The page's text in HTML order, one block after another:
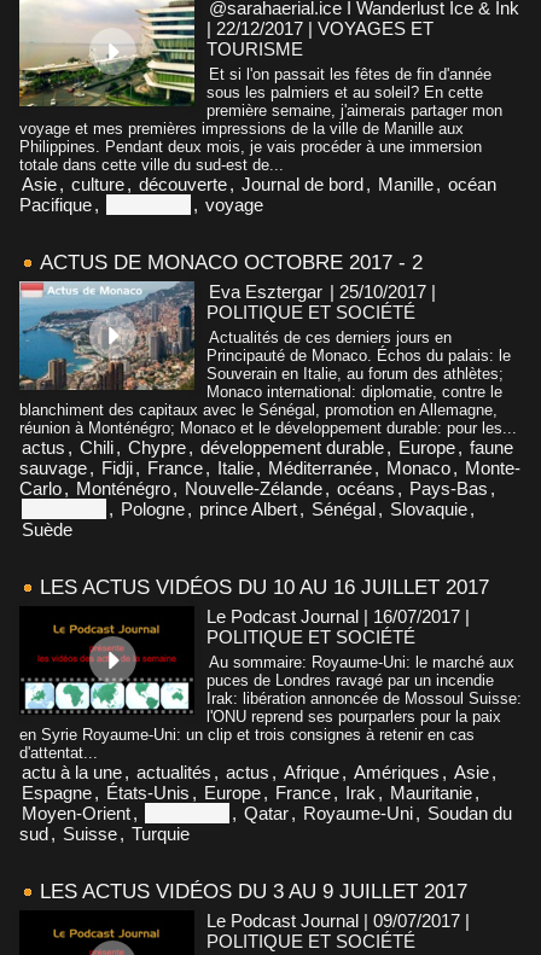
@sarahaerial.ice I Wanderlust Ice & Ink
| 22/12/2017 | VOYAGES ET
TOURISME
Et si l'on passait les fêtes de fin d'année
sous les palmiers et au soleil? En cette
première semaine, j'aimerais partager mon
voyage et mes premières impressions de la ville de Manille aux
Philippines. Pendant deux mois, je vais procéder à une immersion
totale dans cette ville du sud-est de...
Asie, culture, découverte, Journal de bord, Manille, océan
Pacifique, , voyage
ACTUS DE MONACO OCTOBRE 2017 - 2
Eva Esztergar | 25/10/2017 |
POLITIQUE ET SOCIÉTÉ
Actualités de ces derniers jours en
Principauté de Monaco. Échos du palais: le
Souverain en Italie, au forum des athlètes;
Monaco international: diplomatie, contre le
blanchiment des capitaux avec le Sénégal, promotion en Allemagne,
réunion à Monténégro; Monaco et le développement durable: pour les...
actus , Chili, Chypre, développement durable, Europe, faune
sauvage, Fidji, France, Italie, Méditerranée, Monaco, Monte-
Carlo, Monténégro, Nouvelle-Zélande, océans , Pays-Bas ,
, Pologne, prince Albert, Sénégal, Slovaquie,
Suède
LES ACTUS VIDÉOS DU 10 AU 16 JUILLET 2017
Le Podcast Journal | 16/07/2017 |
POLITIQUE ET SOCIÉTÉ
Au sommaire: Royaume-Uni: le marché aux
puces de Londres ravagé par un incendie
Irak: libération annoncée de Mossoul Suisse:
l'ONU reprend ses pourparlers pour la paix
en Syrie Royaume-Uni: un clip et trois consignes à retenir en cas
d'attentat...
actu à la une, actualités , actus , Afrique, Amériques , Asie,
Espagne, États-Unis , Europe, France, Irak , Mauritanie,
Moyen-Orient, , Qatar, Royaume-Uni, Soudan du
sud, Suisse, Turquie
LES ACTUS VIDÉOS DU 3 AU 9 JUILLET 2017
Le Podcast Journal | 09/07/2017 |
POLITIQUE ET SOCIÉTÉ